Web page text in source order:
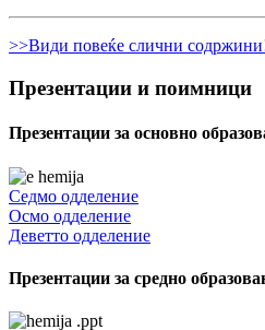
>>Види повеќе слични
Презентации и поимници
Презентации за основно
Седмо одделение
Осмо одделение
Деветто одделение
Презентации за средно